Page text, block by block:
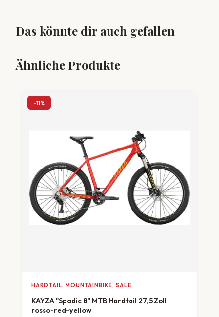
Das könnte dir auch gefallen
Ähnliche Produkte
-11%
HARDTAIL, MOUNTAINBIKE, SALE
KAYZA "Spodic 8" MTB Hardtail 27,5 Zoll
rosso-red-yellow